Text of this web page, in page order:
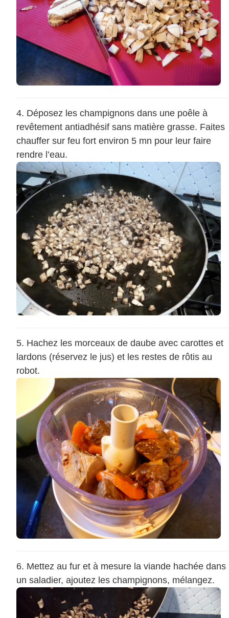
Déposez les champignons dans une poêle à
revêtement antiadhésif sans matière grasse. Faites
chauffer sur feu fort environ 5 mn pour leur faire
rendre l’eau.
Hachez les morceaux de daube avec carottes et
lardons (réservez le jus) et les restes de rôtis au
robot.
Mettez au fur et à mesure la viande hachée dans
un saladier, ajoutez les champignons, mélangez.